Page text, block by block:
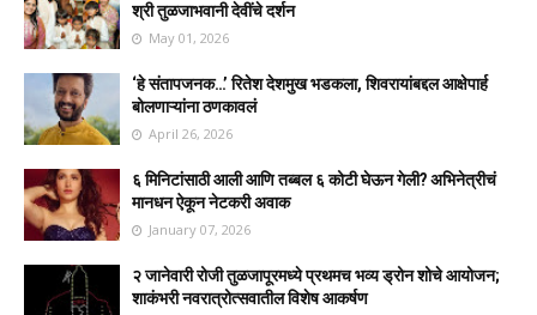
श्री तुळजाभवानी देवींचे दर्शन
May 01, 2026
‘हे संतापजनक…’ रितेश देशमुख भडकला, शिवरायांबद्दल आक्षेपार्ह
बोलणाऱ्यांना ठणकावलं
April 26, 2026
६ मिनिटांसाठी आली आणि तब्बल ६ कोटी घेऊन गेली? अभिनेत्रीचं
मानधन ऐकून नेटकरी अवाक
January 07, 2026
२ जानेवारी रोजी तुळजापूरमध्ये प्रथमच भव्य ड्रोन शोचे आयोजन;
शाकंभरी नवरात्रोत्सवातील विशेष आकर्षण